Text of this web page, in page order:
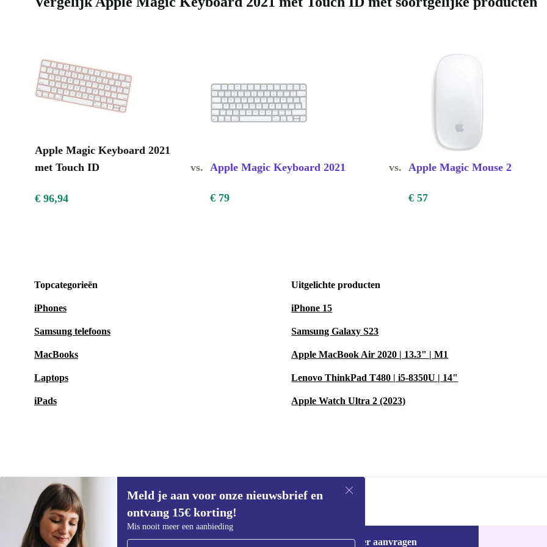
Geef technologie een tweede kans en geniet van topprestaties – elke
dag weer.
Apple Magic Keyboard 2021
met Touch ID
vs. Apple Magic Keyboard 2021 vs. Apple Magic Mouse 2
€ 96,94 € 79 € 57
Topcategorieën
iPhones
Samsung telefoons
MacBooks
Laptops
iPads
Uitgelichte producten
iPhone 15
Samsung Galaxy S23
Apple MacBook Air 2020 | 13.3" | M1
Lenovo ThinkPad T480 | i5-8350U | 14"
Apple Watch Ultra 2 (2023)
€ 96,94€ 159
Meld je aan voor onze nieuwsbrief en
ontvang 15€ korting!
Mis nooit meer een aanbieding
Meld je aan voor onze nieuwsbrief en
ontvang €15 korting!
Voucher aanvragen